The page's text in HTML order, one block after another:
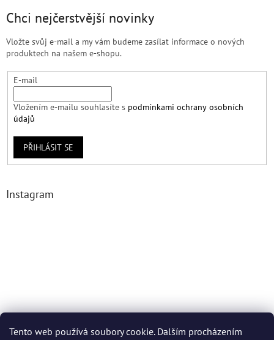
Tento web používá soubory cookie. Dalším procházením
Chci nejčerstvější novinky
Vložte svůj e-mail a my vám budeme zasílat informace o nových
produktech na našem e-shopu.
E-mail
Vložením e-mailu souhlasíte s podmínkami ochrany osobních
údajů
PŘIHLÁSIT SE
Instagram